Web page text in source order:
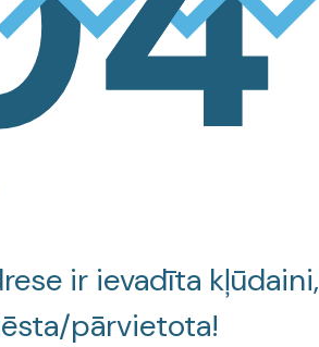
ir ievadīta kļūdaini,
pārvietota!